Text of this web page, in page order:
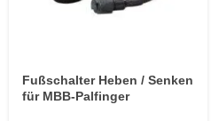
Fußschalter Heben / Senken
für MBB-Palfinger